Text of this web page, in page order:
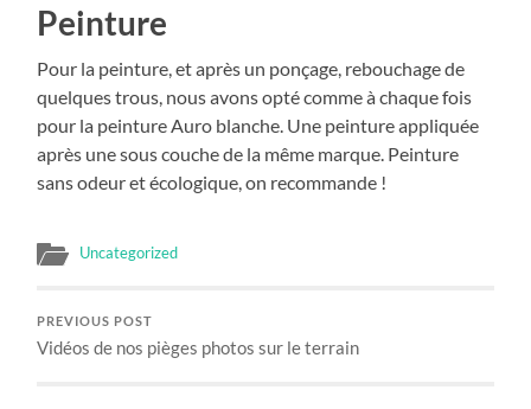
Peinture
Pour la peinture, et après un ponçage, rebouchage de
quelques trous, nous avons opté comme à chaque fois
pour la peinture Auro blanche. Une peinture appliquée
après une sous couche de la même marque. Peinture
sans odeur et écologique, on recommande !
Uncategorized
PREVIOUS POST
Vidéos de nos pièges photos sur le terrain